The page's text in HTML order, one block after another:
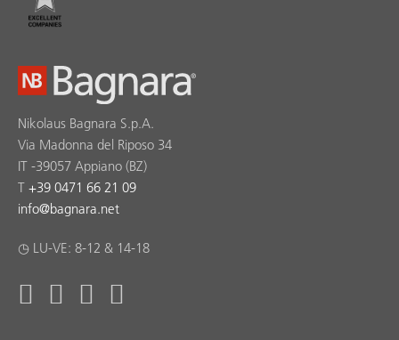
Nikolaus Bagnara S.p.A.
Via Madonna del Riposo 34
IT -39057 Appiano (BZ)
T +39 0471 66 21 09
info@bagnara.net
◷ LU-VE: 8-12 & 14-18